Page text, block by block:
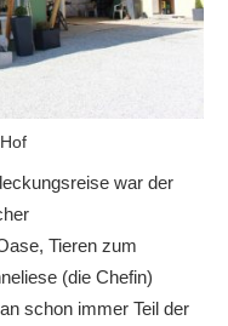
war der
Tieren zum
(die Chefin)
schon immer Teil der